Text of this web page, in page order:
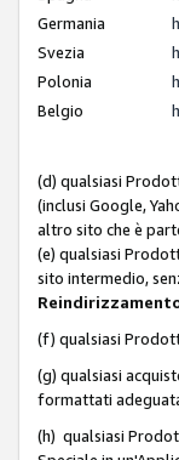
Germania
Svezia
Polonia
Belgio
(d) qualsiasi
(inclusi Google,
altro sito che è
(e) qualsiasi
sito intermedio,
(f) qualsiasi
(g) qualsiasi
formattati
(h) qualsiasi